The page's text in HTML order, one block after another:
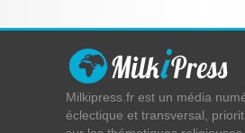
Milkipress.fr est un média
éclectique et transversal,